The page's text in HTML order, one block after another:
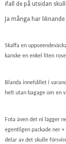
ifall de på utsidan
Ja många har
Skaffa en
kanske en enkel liten
Blanda innehållet i
helt utan bagage om en
Fota även det ni lägger
egentligen packade ner
delar av det skulle